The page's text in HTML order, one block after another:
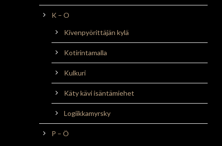
K – O
Kivenpyörittäjän kylä
Kotirintamalla
Kulkuri
Käty kävi isäntämiehet
Logiikkamyrsky
P – Ö